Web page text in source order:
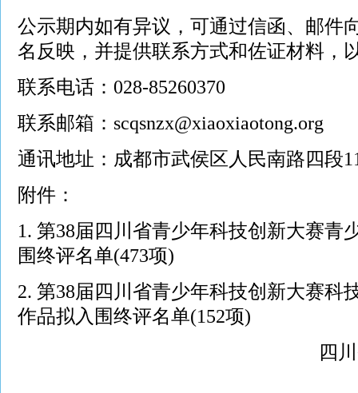
公示期内如有异议，可通过信函、邮件
名反映，并提供联系方式和佐证材料，
联系电话：028-85260370
联系邮箱：scqsnzx@xiaoxiaotong.org
通讯地址：成都市武侯区人民南路四段
附件：
1. 第38届四川省青少年科技创新大赛青
围终评名单(473项)
2. 第38届四川省青少年科技创新大赛科
作品拟入围终评名单(152项)
四